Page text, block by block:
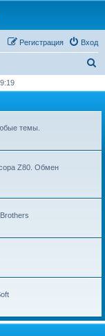
Вход
Регистрация
с
темы.
Z80. Обмен